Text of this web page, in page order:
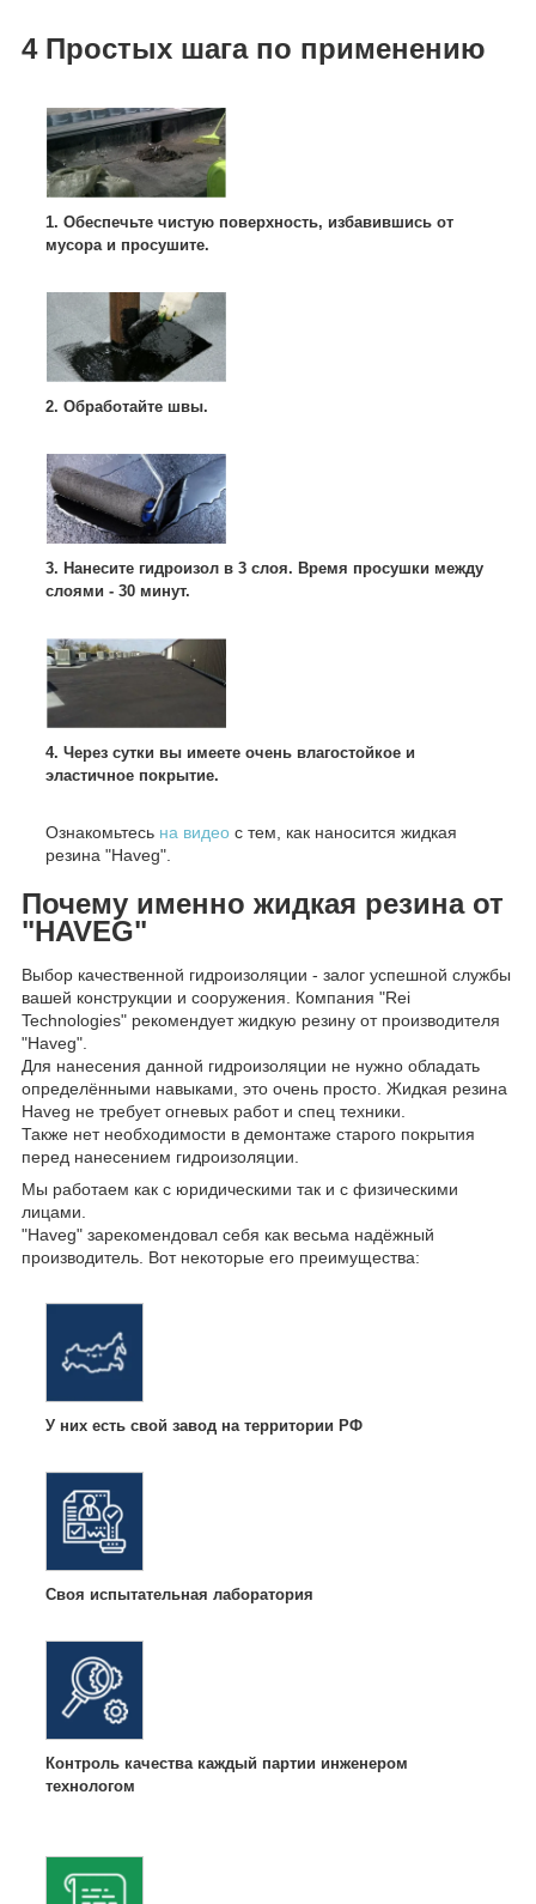
4 Простых шага по применению
1. Обеспечьте чистую поверхность, избавившись от
мусора и просушите.
2. Обработайте швы.
3. Нанесите гидроизол в 3 слоя. Время просушки между
слоями - 30 минут.
4. Через сутки вы имеете очень влагостойкое и
эластичное покрытие.
Ознакомьтесь на видео с тем, как наносится жидкая
резина "Haveg".
Почему именно жидкая резина от
"HAVEG"
Выбор качественной гидроизоляции - залог успешной службы
вашей конструкции и сооружения. Компания "Rei
Technologies" рекомендует жидкую резину от производителя
"Haveg".
Для нанесения данной гидроизоляции не нужно обладать
определёнными навыками, это очень просто. Жидкая резина
Haveg не требует огневых работ и спец техники.
Также нет необходимости в демонтаже старого покрытия
перед нанесением гидроизоляции.
Мы работаем как с юридическими так и с физическими
лицами.
"Haveg" зарекомендовал себя как весьма надёжный
производитель. Вот некоторые его преимущества:
У них есть свой завод на территории РФ
Своя испытательная лаборатория
Контроль качества каждый партии инженером
технологом